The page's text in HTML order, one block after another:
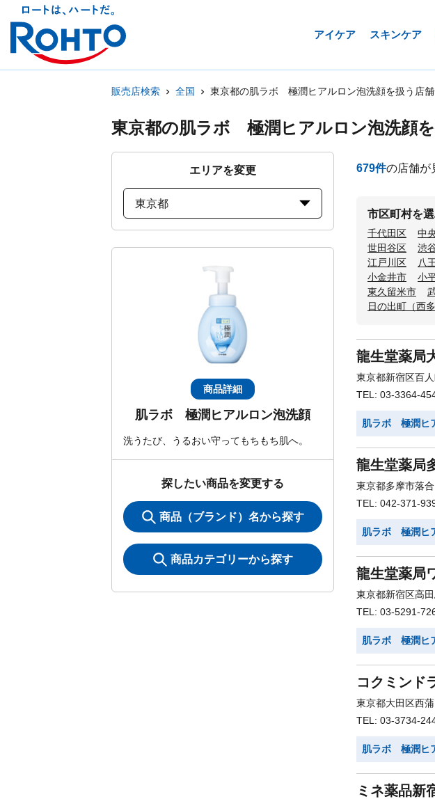
アイケア スキンケア
販売店検索 全国 東京都の肌ラボ 極潤ヒアルロン泡洗顔を扱う店
東京都の肌ラボ 極潤ヒアルロン泡洗顔
エリアを変更
東京都
商品詳細
肌ラボ 極潤ヒアルロン泡洗顔
洗うたび、うるおい守ってもちもち肌へ。
探したい商品を変更する
商品（ブランド）名から探す
商品カテゴリーから探す
679件の店舗が
市区町村を
千代田区 中
世田谷区
渋
江戸川区
八
小金井市
小
東久留米市
日の出町（西多
龍生堂薬局
東京都新宿区百
TEL: 03-3364-
肌ラボ 極潤ヒ
龍生堂薬局
東京都多摩市落
TEL: 042-371-
肌ラボ 極潤ヒ
龍生堂薬局
東京都新宿区高
TEL: 03-5291-
肌ラボ 極潤ヒ
コクミンド
東京都大田区西
TEL: 03-3734-
肌ラボ 極潤ヒ
ミネ薬品新